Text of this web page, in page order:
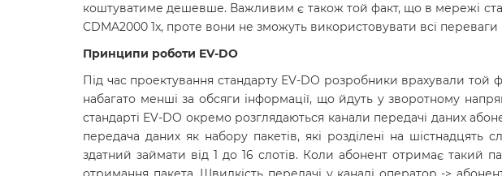
коштуватиме дешевше. Важливим є також той факт, що в мережі
CDMA2000 1x, проте вони не зможуть використовувати всі переваги
Принципи роботи EV-DO
Під час проектування стандарту EV-DO розробники врахували
набагато менші за обсяги інформації, що йдуть у зворотному
стандарті EV-DO окремо розглядаються канали передачі даних
передача даних як набору пакетів, які розділені на шістнадцять
здатний займати від 1 до 16 слотів. Коли абонент отримає такий